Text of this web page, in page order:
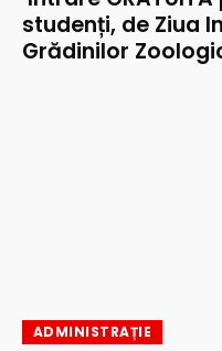
studenți, de Ziua
Grădinilor
ADMINISTRAȚIE